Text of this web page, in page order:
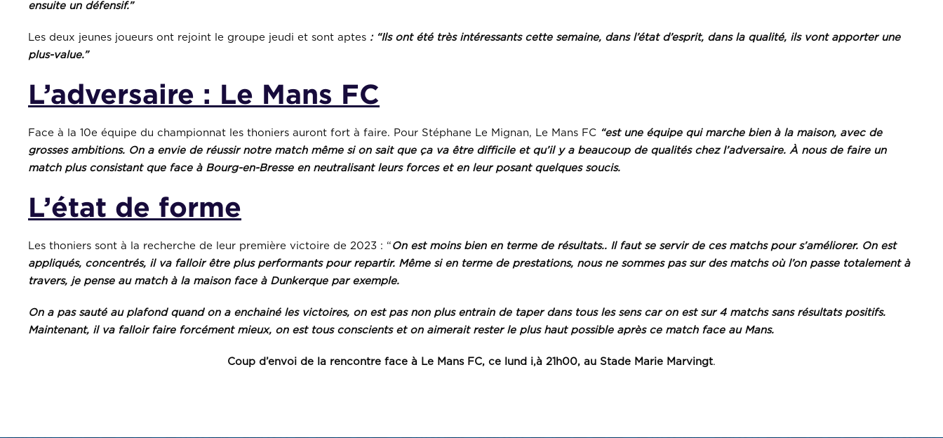
ensuite un défensif.”
Les deux jeunes joueurs ont rejoint le groupe jeudi et sont aptes : “Ils ont été très intéressants cette semaine, dans l’état d’esprit, dans la qualité, ils vont apporter une
plus-value.”
L’adversaire : Le Mans FC
Face à la 10e équipe du championnat les thoniers auront fort à faire. Pour Stéphane Le Mignan, Le Mans FC “est une équipe qui marche bien à la maison, avec de
grosses ambitions. On a envie de réussir notre match même si on sait que ça va être difficile et qu’il y a beaucoup de qualités chez l’adversaire. À nous de faire un
match plus consistant que face à Bourg-en-Bresse en neutralisant leurs forces et en leur posant quelques soucis.
L’état de forme
Les thoniers sont à la recherche de leur première victoire de 2023 : “ On est moins bien en terme de résultats.. Il faut se servir de ces matchs pour s’améliorer. On est
appliqués, concentrés, il va falloir être plus performants pour repartir. Même si en terme de prestations, nous ne sommes pas sur des matchs où l’on passe totalement à
travers, je pense au match à la maison face à Dunkerque par exemple.
On a pas sauté au plafond quand on a enchainé les victoires, on est pas non plus entrain de taper dans tous les sens car on est sur 4 matchs sans résultats positifs.
Maintenant, il va falloir faire forcément mieux, on est tous conscients et on aimerait rester le plus haut possible après ce match face au Mans.
Coup d’envoi de la rencontre face à Le Mans FC, ce lund i,à 21h00, au Stade Marie Marvingt.